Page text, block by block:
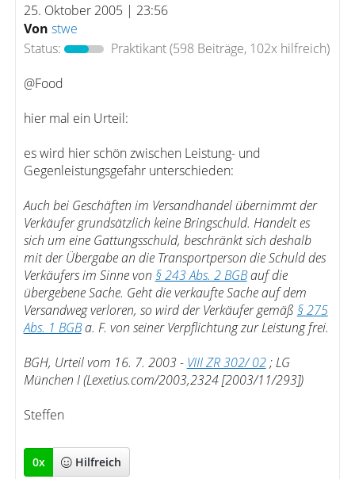
25. Oktober 2005 | 23:56
Von stwe
Status:
Praktikant(598 Beiträge, 102x hilfreich)
@Food
hier mal ein Urteil:
es wird hier schön zwischen Leistung- und
Gegenleistungsgefahr unterschieden:
Auch bei Geschäften im Versandhandel übernimmt der
Verkäufer grundsätzlich keine Bringschuld. Handelt es
sich um eine Gattungsschuld, beschränkt sich deshalb
mit der Übergabe an die Transportperson die Schuld des
Verkäufers im Sinne von § 243 Abs. 2 BGBauf die
übergebene Sache. Geht die verkaufte Sache auf dem
Versandweg verloren, so wird der Verkäufer gemäß § 275
Abs. 1 BGBa. F. von seiner Verpflichtung zur Leistung frei.
BGH, Urteil vom 16. 7. 2003 - VIII ZR 302/ 02; LG
München I (Lexetius.com/2003,2324 [2003/11/293])
Steffen
0x Hilfreich